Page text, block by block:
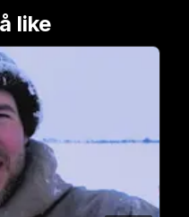
langt mer krevende og
like